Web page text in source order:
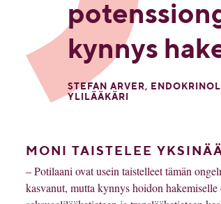
kynnys
STEFAN ARVER,
YLILÄÄKÄRI
MONI TAISTELEE
– Potilaani ovat usein taistelleet tämän
kasvanut, mutta kynnys hoidon